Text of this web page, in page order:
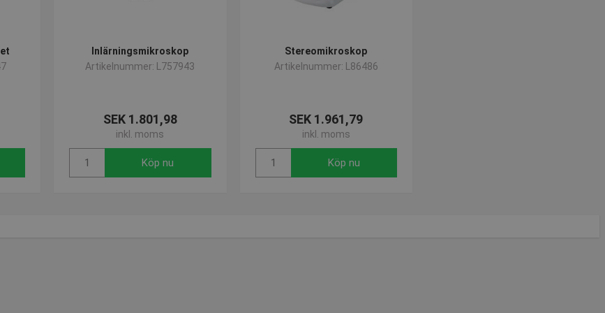
Inlärningsmikroskop
Artikelnummer: L757943
SEK 1.801,98
inkl. moms
Köp nu
Stereomikroskop
Artikelnummer: L86486
SEK 1.961,79
inkl. moms
Köp nu